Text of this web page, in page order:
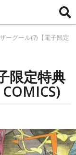
ーグール(7)【電子限定
限定特典